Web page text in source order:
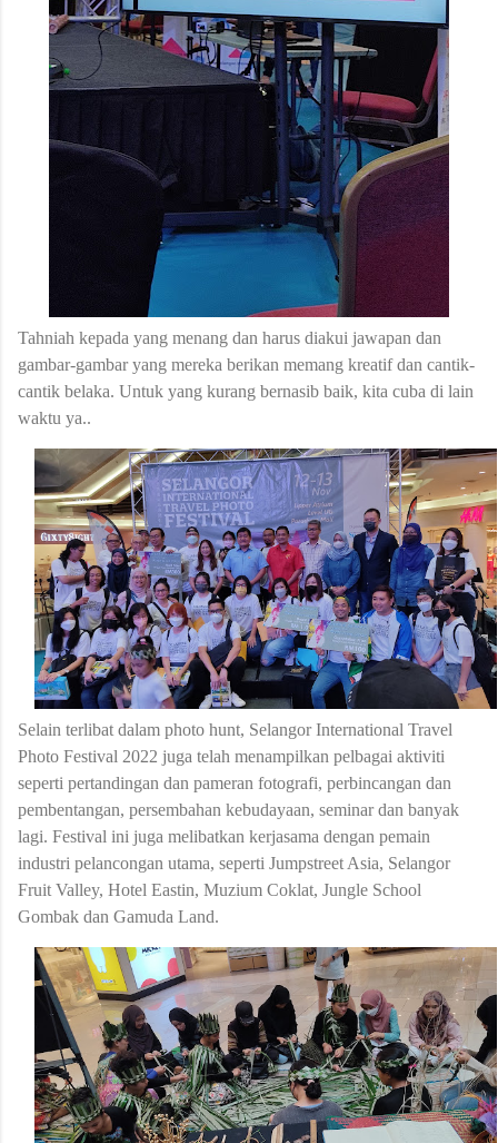
Tahniah kepada yang menang dan harus diakui jawapan dan
gambar-gambar yang mereka berikan memang kreatif dan cantik-
cantik belaka. Untuk yang kurang bernasib baik, kita cuba di lain
waktu ya..
Selain terlibat dalam photo hunt, Selangor International Travel
Photo Festival 2022 juga telah menampilkan pelbagai aktiviti
seperti pertandingan dan pameran fotografi, perbincangan dan
pembentangan, persembahan kebudayaan, seminar dan banyak
lagi. Festival ini juga melibatkan kerjasama dengan pemain
industri pelancongan utama, seperti Jumpstreet Asia, Selangor
Fruit Valley, Hotel Eastin, Muzium Coklat, Jungle School
Gombak dan Gamuda Land.